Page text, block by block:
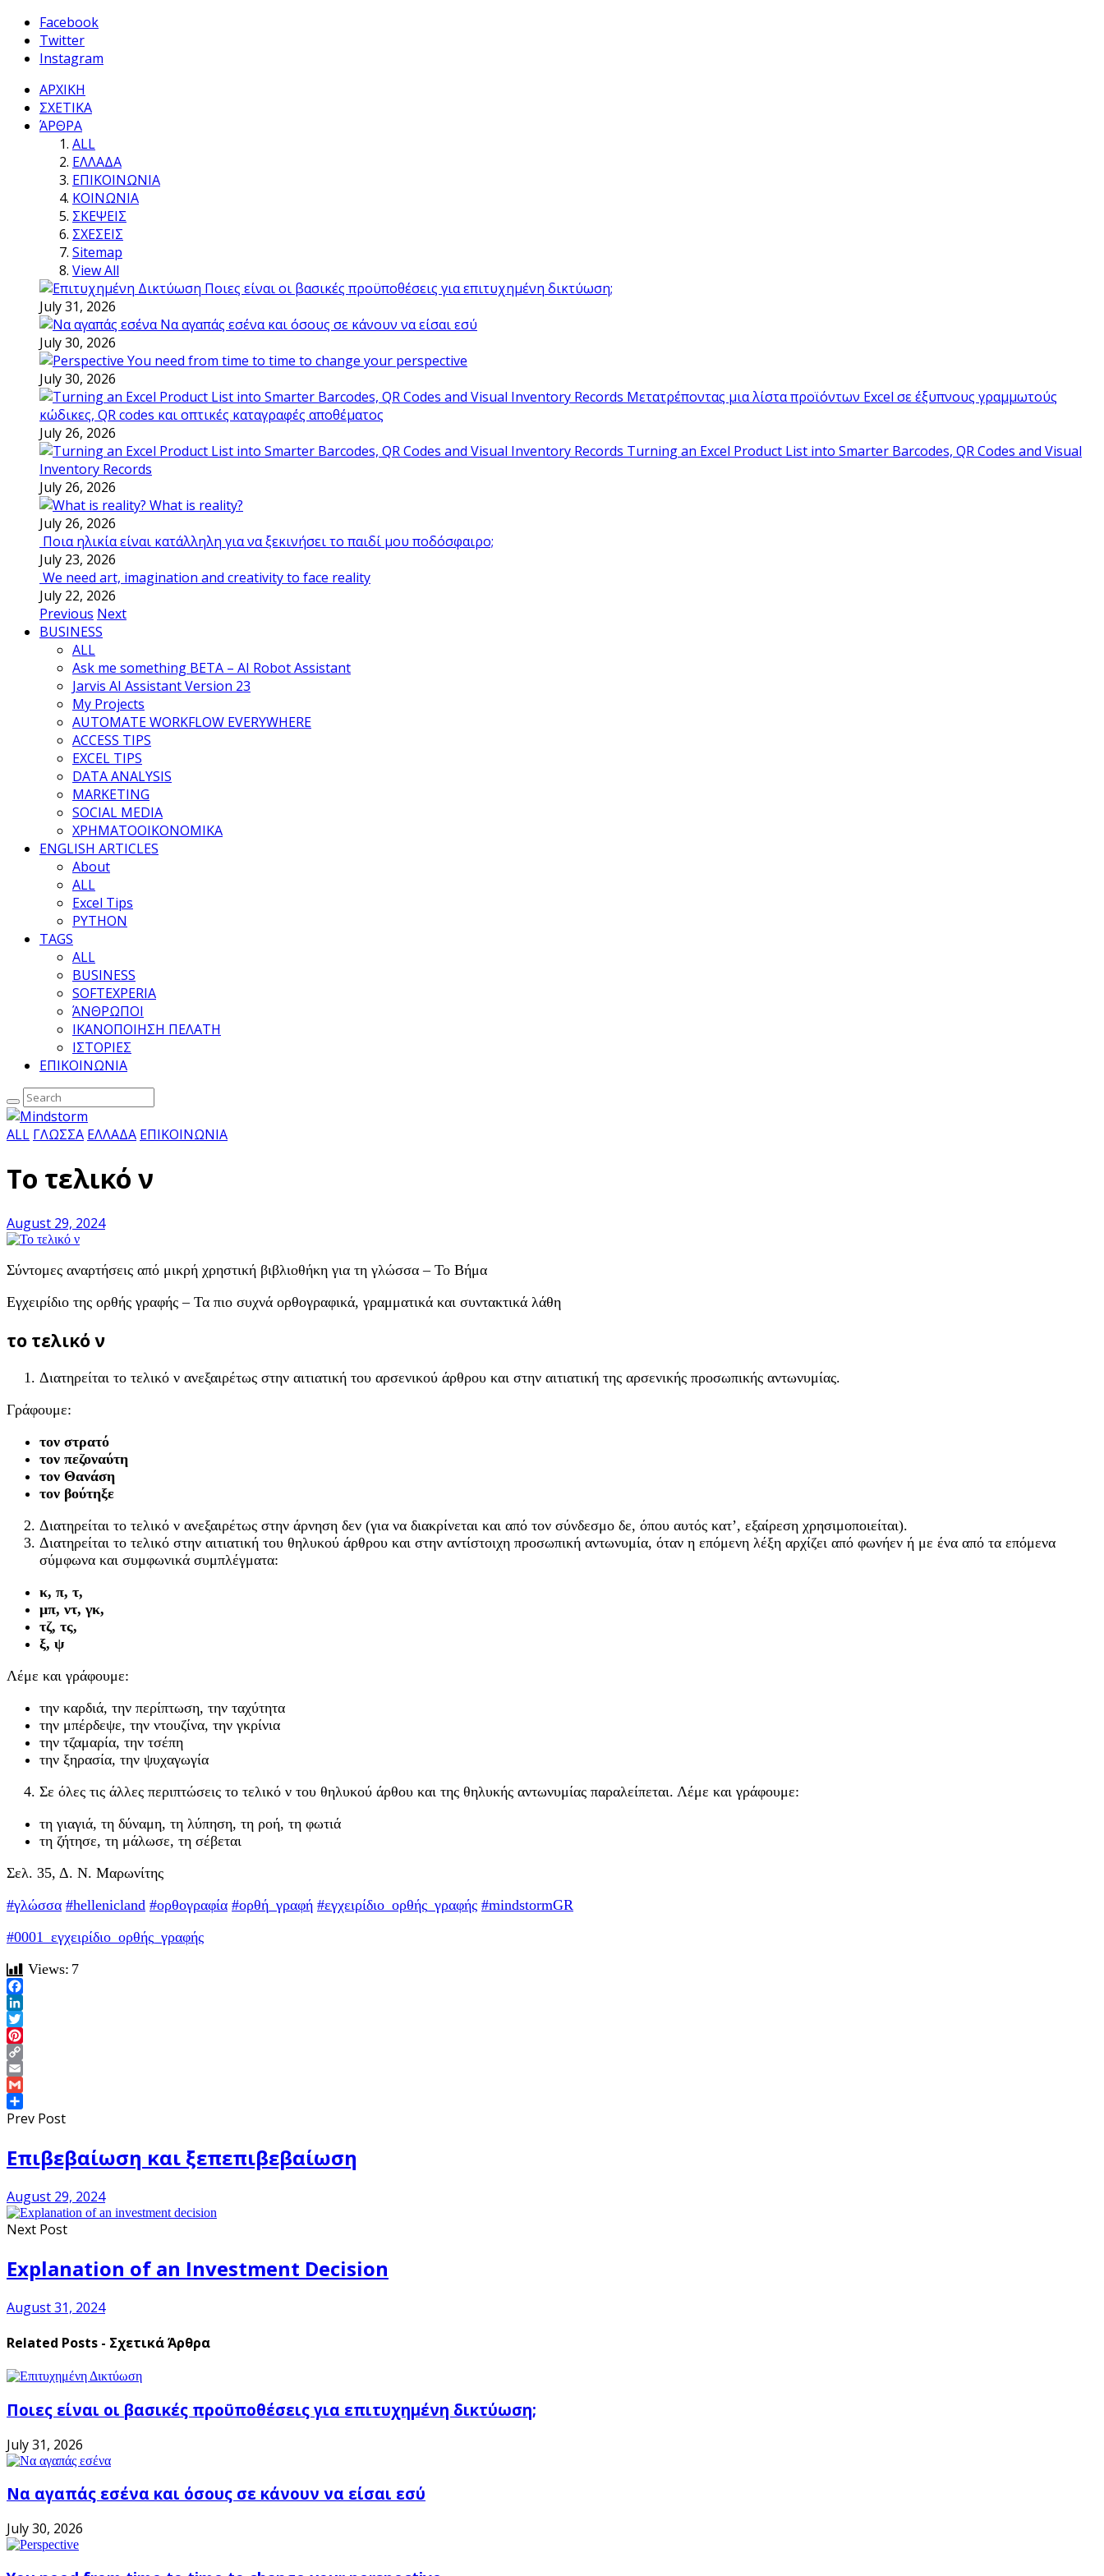
Facebook
Twitter
Instagram
ΑΡΧΙΚΗ
ΣΧΕΤΙΚΑ
ΆΡΘΡΑ
ALL
ΕΛΛΑΔΑ
ΕΠΙΚΟΙΝΩΝΙΑ
ΚΟΙΝΩΝΙΑ
ΣΚΕΨΕΙΣ
ΣΧΕΣΕΙΣ
Sitemap
View All
Ποιες είναι οι βασικές προϋποθέσεις για επιτυχημένη δικτύωση;
July 31, 2026
Να αγαπάς εσένα και όσους σε κάνουν να είσαι εσύ
July 30, 2026
You need from time to time to change your perspective
July 30, 2026
Μετατρέποντας μια λίστα προϊόντων Excel σε έξυπνους γραμμωτούς
κώδικες, QR codes και οπτικές καταγραφές αποθέματος
July 26, 2026
Turning an Excel Product List into Smarter Barcodes, QR Codes and Visual
Inventory Records
July 26, 2026
What is reality?
July 26, 2026
Ποια ηλικία είναι κατάλληλη για να ξεκινήσει το παιδί μου ποδόσφαιρο;
July 23, 2026
We need art, imagination and creativity to face reality
July 22, 2026
Previous Next
BUSINESS
ALL
Ask me something BETA – AI Robot Assistant
Jarvis AI Assistant Version 23
My Projects
AUTOMATE WORKFLOW EVERYWHERE
ACCESS TIPS
EXCEL TIPS
DATA ANALYSIS
MARKETING
SOCIAL MEDIA
ΧΡΗΜΑΤΟΟΙΚΟΝΟΜΙΚΑ
ENGLISH ARTICLES
About
ALL
Excel Tips
PYTHON
TAGS
ALL
BUSINESS
SOFTEXPERIA
ΆΝΘΡΩΠΟΙ
ΙΚΑΝΟΠΟΙΗΣΗ ΠΕΛΑΤΗ
ΙΣΤΟΡΙΕΣ
ΕΠΙΚΟΙΝΩΝΙΑ
ALL ΓΛΩΣΣΑ ΕΛΛΑΔΑ ΕΠΙΚΟΙΝΩΝΙΑ
Το τελικό ν
August 29, 2024
Σύντομες αναρτήσεις από μικρή χρηστική βιβλιοθήκη για τη γλώσσα – Το Βήμα
Εγχειρίδιο της ορθής γραφής – Τα πιο συχνά ορθογραφικά, γραμματικά και συντακτικά λάθη
το τελικό ν
Διατηρείται το τελικό ν ανεξαιρέτως στην αιτιατική του αρσενικού άρθρου και στην αιτιατική της αρσενικής προσωπικής αντωνυμίας.
Γράφουμε:
τον στρατό
τον πεζοναύτη
τον Θανάση
τον βούτηξε
Διατηρείται το τελικό ν ανεξαιρέτως στην άρνηση δεν (για να διακρίνεται και από τον σύνδεσμο δε, όπου αυτός κατ’, εξαίρεση χρησιμοποιείται).
Διατηρείται το τελικό στην αιτιατική του θηλυκού άρθρου και στην αντίστοιχη προσωπική αντωνυμία, όταν η επόμενη λέξη αρχίζει από φωνήεν ή με ένα από τα επόμενα
σύμφωνα και συμφωνικά συμπλέγματα:
κ, π, τ,
μπ, ντ, γκ,
τζ, τς,
ξ, ψ
Λέμε και γράφουμε:
την καρδιά, την περίπτωση, την ταχύτητα
την μπέρδεψε, την ντουζίνα, την γκρίνια
την τζαμαρία, την τσέπη
την ξηρασία, την ψυχαγωγία
Σε όλες τις άλλες περιπτώσεις το τελικό ν του θηλυκού άρθου και της θηλυκής αντωνυμίας παραλείπεται. Λέμε και γράφουμε:
τη γιαγιά, τη δύναμη, τη λύπηση, τη ροή, τη φωτιά
τη ζήτησε, τη μάλωσε, τη σέβεται
Σελ. 35, Δ. Ν. Μαρωνίτης
#γλώσσα #hellenicland #ορθογραφία #ορθή_γραφή #εγχειρίδιο_ορθής_γραφής #mindstormGR
#0001_εγχειρίδιο_ορθής_γραφής
Views: 7
Facebook
LinkedIn
Twitter
Pinterest
Copy
Link
Email
Gmail
Share
Prev Post
Επιβεβαίωση και ξεπεπιβεβαίωση
August 29, 2024
Next Post
Explanation of an Investment Decision
August 31, 2024
Related Posts - Σχετικά Άρθρα
Ποιες είναι οι βασικές προϋποθέσεις για επιτυχημένη δικτύωση;
July 31, 2026
Να αγαπάς εσένα και όσους σε κάνουν να είσαι εσύ
July 30, 2026